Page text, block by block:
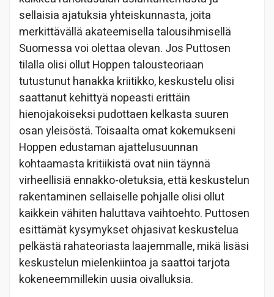
sellaisia ajatuksia yhteiskunnasta, joita
merkittävällä akateemisella talousihmisellä
Suomessa voi olettaa olevan. Jos Puttosen
tilalla olisi ollut Hoppen talousteoriaan
tutustunut hanakka kriitikko, keskustelu olisi
saattanut kehittyä nopeasti erittäin
hienojakoiseksi pudottaen kelkasta suuren
osan yleisöstä. Toisaalta omat kokemukseni
Hoppen edustaman ajattelusuunnan
kohtaamasta kritiikistä ovat niin täynnä
virheellisiä ennakko-oletuksia, että keskustelun
rakentaminen sellaiselle pohjalle olisi ollut
kaikkein vähiten haluttava vaihtoehto. Puttosen
esittämät kysymykset ohjasivat keskustelua
pelkästä rahateoriasta laajemmalle, mikä lisäsi
keskustelun mielenkiintoa ja saattoi tarjota
kokeneemmillekin uusia oivalluksia.